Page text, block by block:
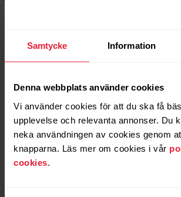
Samtycke Information
Denna webbplats använder cookies
Vi använder cookies för att du ska få
upplevelse och relevanta annonser. Du
neka användningen av cookies genom
knapparna. Läs mer om cookies i vår
cookies